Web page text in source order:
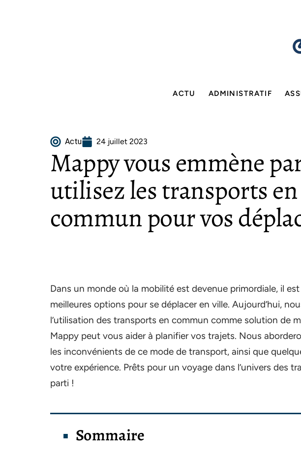
ACTU ADMINISTRATIF
Actu 24 juillet 2023
Mappy vous emmène
utilisez les transports en
commun pour vos
Dans un monde où la mobilité est devenue primordiale, il
meilleures options pour se déplacer en ville. Aujourd’hui,
l’utilisation des transports en commun comme solution de
Mappy peut vous aider à planifier vos trajets. Nous
les inconvénients de ce mode de transport, ainsi que
votre expérience. Prêts pour un voyage dans l’univers des
parti !
Sommaire